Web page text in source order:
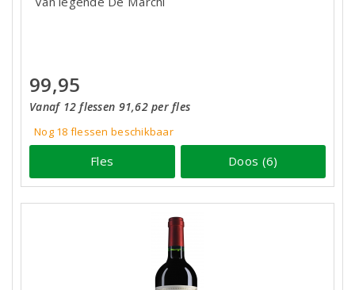
99,95
Vanaf 12 flessen 91,62 per fles
Nog 18 flessenbeschikbaar
Fles Doos (6)